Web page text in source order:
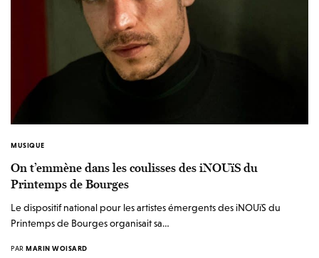
MUSIQUE
On t’emmène dans les coulisses des iNOUïS du
Printemps de Bourges
Le dispositif national pour les artistes émergents des iNOUïS du
Printemps de Bourges organisait sa…
PAR MARIN WOISARD